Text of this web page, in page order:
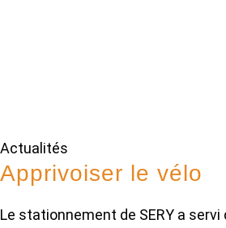
Actualités
Apprivoiser le vélo
Le stationnement de SERY a servi